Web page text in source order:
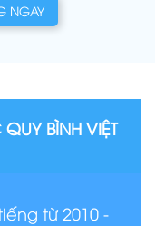
NGAY
BÌNH VIỆT
từ 2010 -